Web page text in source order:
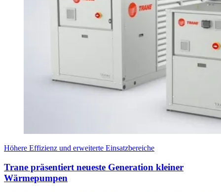
Höhere Effizienz und erweiterte Einsatzbereiche
Trane präsentiert neueste Generation kleiner
Wärmepumpen